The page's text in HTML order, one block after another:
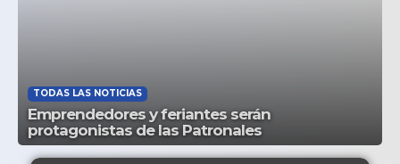
TODAS LAS NOTICIAS
Emprendedores y feriantes serán
protagonistas de las Patronales